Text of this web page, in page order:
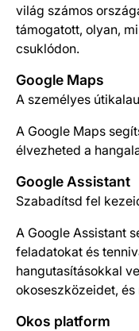
világ számos
támogatott, olyan,
csuklódon.
Google Maps
A személyes
A Google Maps
élvezheted a
Google Assistant
Szabadítsd fel
A Google Assistant
feladatokat és
hangutasításokkal
okoseszközeidet,
Okos platform